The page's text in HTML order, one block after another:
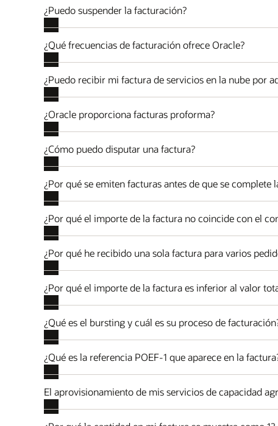
¿Puedo suspender la facturación?
¿Qué frecuencias de facturación ofrece Oracle?
¿Puedo recibir mi factura de servicios en la nube por
¿Oracle proporciona facturas proforma?
¿Cómo puedo disputar una factura?
¿Por qué se emiten facturas antes de que se complete
¿Por qué el importe de la factura no coincide con el
¿Por qué he recibido una sola factura para varios
¿Por qué el importe de la factura es inferior al valor
¿Qué es el bursting y cuál es su proceso de
¿Qué es la referencia POEF-1 que aparece en la
El aprovisionamiento de mis servicios de capacidad